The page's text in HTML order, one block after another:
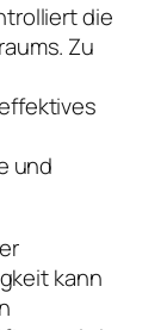
die
Zu
und
kann